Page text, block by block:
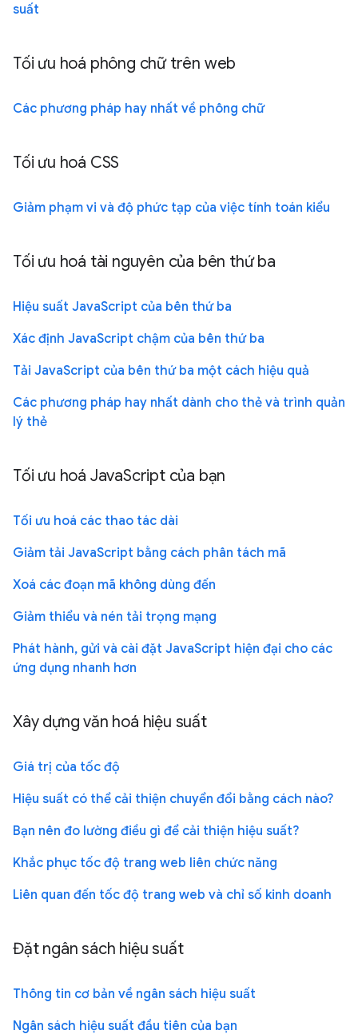
suất
Tối ưu hoá phông chữ trên web
Các phương pháp hay nhất về phông chữ
Tối ưu hoá CSS
Giảm phạm vi và độ phức tạp của việc tính toán kiểu
Tối ưu hoá tài nguyên của bên thứ ba
Hiệu suất JavaScript của bên thứ ba
Xác định JavaScript chậm của bên thứ ba
Tải JavaScript của bên thứ ba một cách hiệu quả
Các phương pháp hay nhất dành cho thẻ và trình quản
lý thẻ
Tối ưu hoá JavaScript của bạn
Tối ưu hoá các thao tác dài
Giảm tải JavaScript bằng cách phân tách mã
Xoá các đoạn mã không dùng đến
Giảm thiểu và nén tải trọng mạng
Phát hành, gửi và cài đặt JavaScript hiện đại cho các
ứng dụng nhanh hơn
Xây dựng văn hoá hiệu suất
Giá trị của tốc độ
Hiệu suất có thể cải thiện chuyển đổi bằng cách nào?
Bạn nên đo lường điều gì để cải thiện hiệu suất?
Khắc phục tốc độ trang web liên chức năng
Liên quan đến tốc độ trang web và chỉ số kinh doanh
Đặt ngân sách hiệu suất
Thông tin cơ bản về ngân sách hiệu suất
Ngân sách hiệu suất đầu tiên của bạn